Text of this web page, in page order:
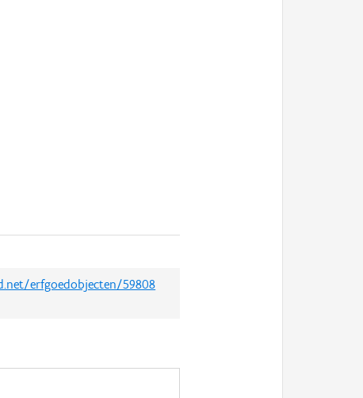
erfgoedobjecten/59808